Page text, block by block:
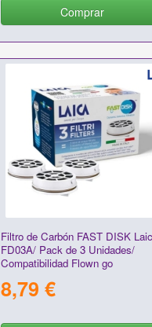
Comprar
Filtro de Carbón FAST DISK
FD03A/ Pack de 3 Unidades/
Compatibilidad Flown go
8,79 €